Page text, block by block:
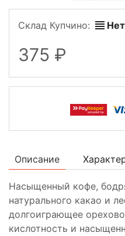
Склад Купчино:
375
Описание
Насыщенный кофе,
натурального какао и
долгоиграющее
кислотность и